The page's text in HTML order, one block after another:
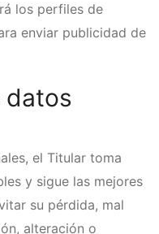
los perfiles de
enviar publicidad de
datos
el Titular toma
y sigue las mejores
su pérdida, mal
alteración o